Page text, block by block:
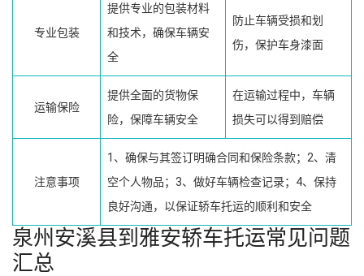
专业包装
提供专业的包装材料
和技术，确保车辆安
全
防止车辆受损和划
伤，保护车身漆面
运输保险
提供全面的货物保
险，保障车辆安全
在运输过程中，车辆
损失可以得到赔偿
注意事项
1、确保与其签订明确合同和保险条款；2、清
空个人物品；3、做好车辆检查记录；4、保持
良好沟通，以保证轿车托运的顺利和安全
泉州安溪县到雅安轿车托运常见问题
汇总